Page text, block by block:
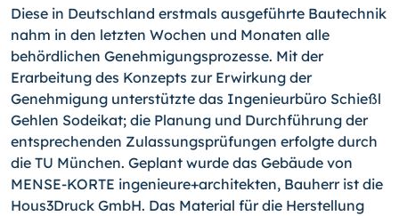
Diese in Deutschland erstmals ausgeführte Bautechnik
nahm in den letzten Wochen und Monaten alle
behördlichen Genehmigungsprozesse. Mit der
Erarbeitung des Konzepts zur Erwirkung der
Genehmigung unterstützte das Ingenieurbüro Schießl
Gehlen Sodeikat; die Planung und Durchführung der
entsprechenden Zulassungsprüfungen erfolgte durch
die TU München. Geplant wurde das Gebäude von
MENSE-KORTE ingenieure+architekten, Bauherr ist die
Hous3Druck GmbH. Das Material für die Herstellung